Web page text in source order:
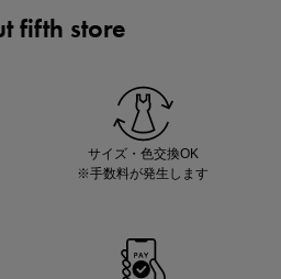
fifth store
サイズ・色交換OK
※手数料が発生します